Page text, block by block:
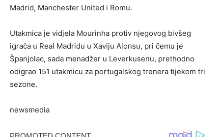
Madrid, Manchester United i Romu.
Utakmica je vidjela Mourinha protiv njegovog bivšeg
igrača u Real Madridu u Xaviju Alonsu, pri čemu je
Španjolac, sada menadžer u Leverkusenu, prethodno
odigrao 151 utakmicu za portugalskog trenera tijekom tri
sezone.
newsmedia